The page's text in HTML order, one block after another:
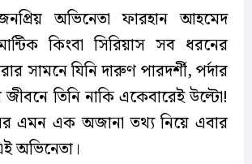
অভিনেতা ফারহান আহমেদ
কিংবা সিরিয়াস সব ধরনের
সামনে যিনি দারুণ পারদর্শী, পর্দার
জীবনে তিনি নাকি একেবারেই উল্টো!
এমন এক অজানা তথ্য নিয়ে এবার
অভিনেতা।